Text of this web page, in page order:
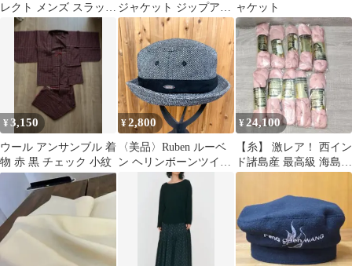
レクト メンズ スラック
ス 就活
ジャケット ジップアッ
プ アメカジ 古着
ャケット
¥3,150
ウール アンサンブル 着
物 赤 黒 チェック 小紋
¥2,800
〈美品〉Ruben ルーベ
ン ヘリンボーンツイー
ド生地 ポークパイハッ
ト 帽子 グレー カジュ
アル お洒落 上品 ウー
ル ポリエステル ポリウ
レタン コットン
¥24,100
【糸】 激レア！ 西イン
ド諸島産 最高級 海島綿
100% 10束 セット 人気